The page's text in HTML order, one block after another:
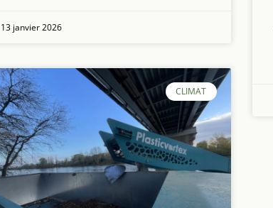
13 janvier 2026
CLIMAT